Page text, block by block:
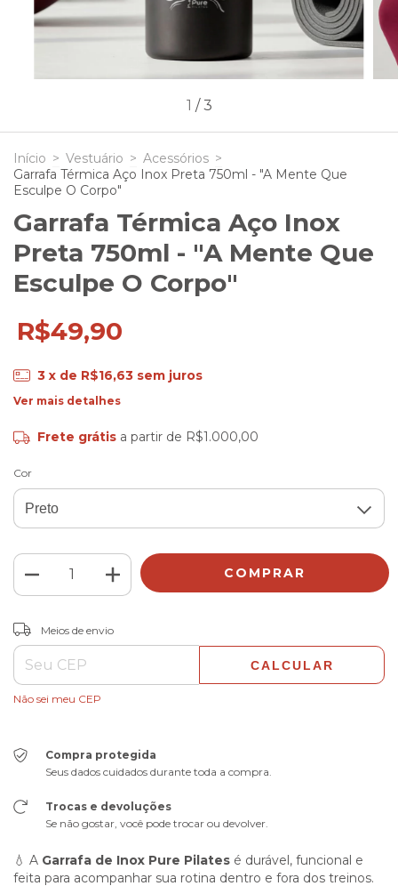
1 /3
Início > Vestuário > Acessórios >
Garrafa Térmica Aço Inox Preta 750ml - "A Mente Que
Esculpe O Corpo"
Garrafa Térmica Aço Inox
Preta 750ml - "A Mente Que
Esculpe O Corpo"
R$49,90
3 x de R$16,63 sem juros
Ver mais detalhes
Frete grátis a partir de R$1.000,00
Cor
Entregas para o CEP:
Meios de envio
CALCULAR
Não sei meu CEP
Compra protegida
Seus dados cuidados durante toda a compra.
Trocas e devoluções
Se não gostar, você pode trocar ou devolver.
💧 A Garrafa de Inox Pure Pilates é durável, funcional e
feita para acompanhar sua rotina dentro e fora dos treinos.